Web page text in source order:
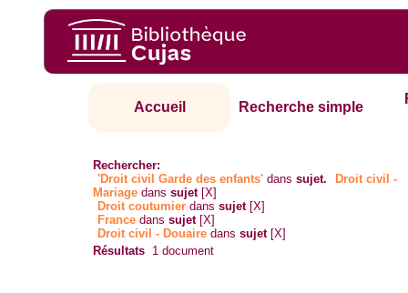
Accueil Recherche simple
Rechercher:
'Droit civil Garde des enfants' danssujet.
Droit civil -
Mariage danssujet [X]
Droit coutumier danssujet [X]
France danssujet [X]
Droit civil - Douaire danssujet [X]
Résultats 1 document